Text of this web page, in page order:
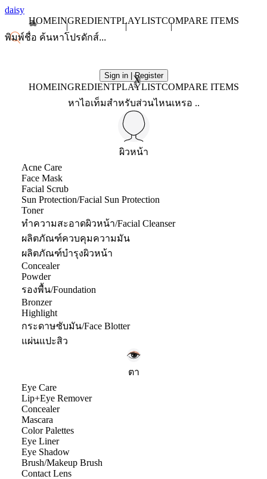
daisy
HOMEINGREDIENTPLAYLISTCOMPARE ITEMS
Sign in | Register
X
HOMEINGREDIENTPLAYLISTCOMPARE ITEMS
หาไอเท็มสำหรับส่วนไหนเหรอ ..
ผิวหน้า
Acne Care
Face Mask
Facial Scrub
Sun Protection/Facial Sun Protection
Toner
ทำความสะอาดผิวหน้า/Facial Cleanser
ผลิตภัณฑ์ควบคุมความมัน
ผลิตภัณฑ์บำรุงผิวหน้า
Concealer
Powder
รองพื้น/Foundation
Bronzer
Highlight
กระดาษซับมัน/Face Blotter
แผ่นแปะสิว
ตา
Eye Care
Lip+Eye Remover
Concealer
Mascara
Color Palettes
Eye Liner
Eye Shadow
Brush/Makeup Brush
Contact Lens